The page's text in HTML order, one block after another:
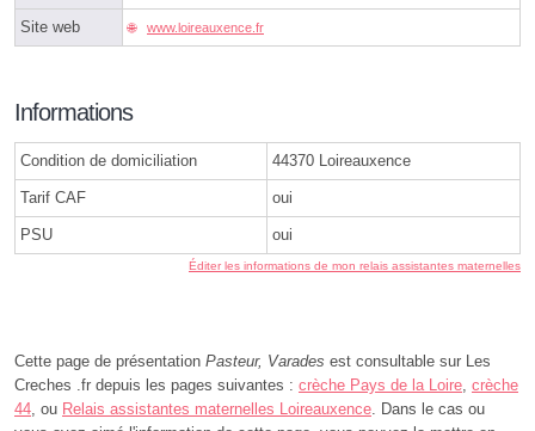
Site web www.loireauxence.fr
Informations
Condition de domiciliation 44370 Loireauxence
Tarif CAF oui
PSU oui
Éditer les informations de mon relais assistantes maternelles
Cette page de présentation Pasteur, Varades est consultable sur Les
Creches .fr depuis les pages suivantes : crèche Pays de la Loire, crèche
44, ou Relais assistantes maternelles Loireauxence. Dans le cas ou